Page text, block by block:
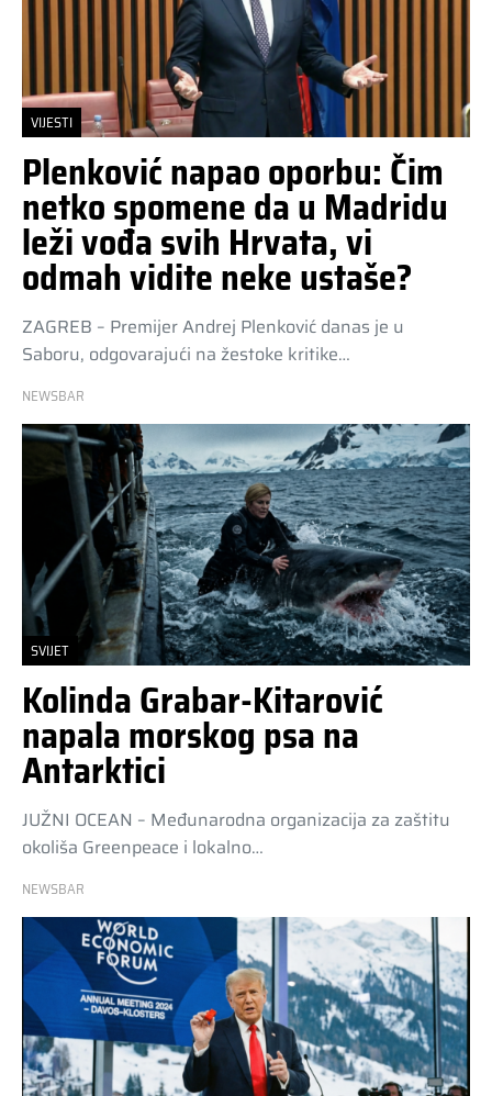
VIJESTI
Plenković napao oporbu: Čim
netko spomene da u Madridu
leži vođa svih Hrvata, vi
odmah vidite neke ustaše?
ZAGREB – Premijer Andrej Plenković danas je u
Saboru, odgovarajući na žestoke kritike…
NEWSBAR
SVIJET
Kolinda Grabar-Kitarović
napala morskog psa na
Antarktici
JUŽNI OCEAN – Međunarodna organizacija za zaštitu
okoliša Greenpeace i lokalno…
NEWSBAR